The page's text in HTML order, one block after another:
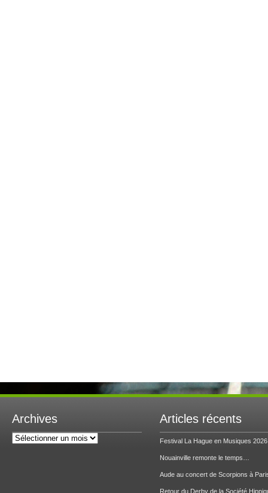
Archives
Archives
Articles récents
Festival La Hague en Musiques 2026
Nouainville remonte le temps…
Aude au concert de Scorpions à
Retour du Derby de la Société